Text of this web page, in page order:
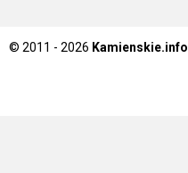
© 2011 - 2026 Kamienskie.info